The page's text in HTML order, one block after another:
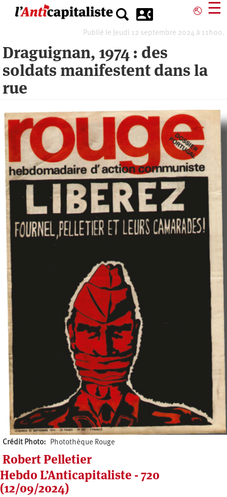
⎋ ☰
Publié le Jeudi 12 septembre 2024 à 11h00.
Draguignan, 1974 : des
soldats manifestent dans la
rue
Crédit Photo Photothèque Rouge
Robert Pelletier
Hebdo L’Anticapitaliste - 720
(12/09/2024)